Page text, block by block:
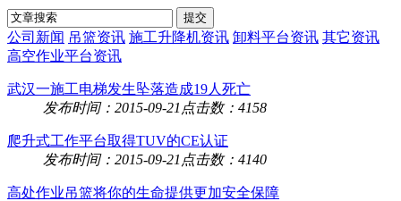
公司新闻 吊篮资讯 施工升降机资讯 卸料平台资讯 其它资讯
高空作业平台资讯
武汉一施工电梯发生坠落造成19人死亡
发布时间：2015-09-21 点击数：4158
爬升式工作平台取得TUV的CE认证
发布时间：2015-09-21 点击数：4140
高处作业吊篮将你的生命提供更加安全保障